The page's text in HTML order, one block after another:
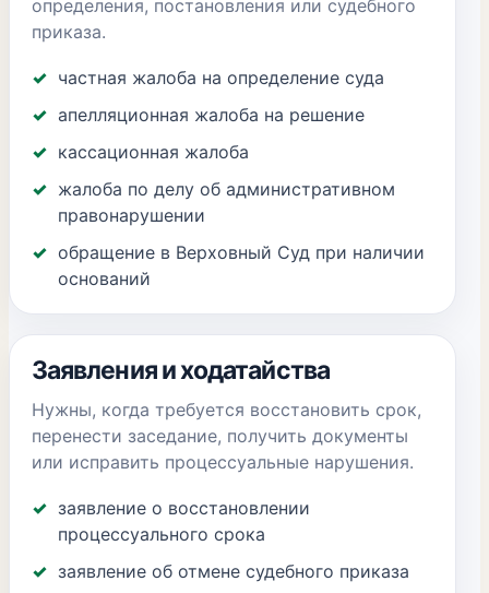
определения, постановления или судебного
приказа.
частная жалоба на определение суда
апелляционная жалоба на решение
кассационная жалоба
жалоба по делу об административном
правонарушении
обращение в Верховный Суд при наличии
оснований
Заявления и ходатайства
Нужны, когда требуется восстановить срок,
перенести заседание, получить документы
или исправить процессуальные нарушения.
заявление о восстановлении
процессуального срока
заявление об отмене судебного приказа